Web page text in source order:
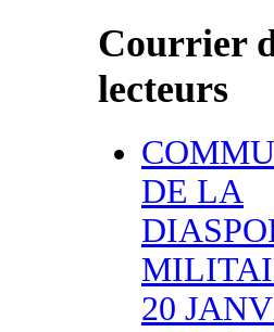
Courrier
lecteurs
DE LA
20